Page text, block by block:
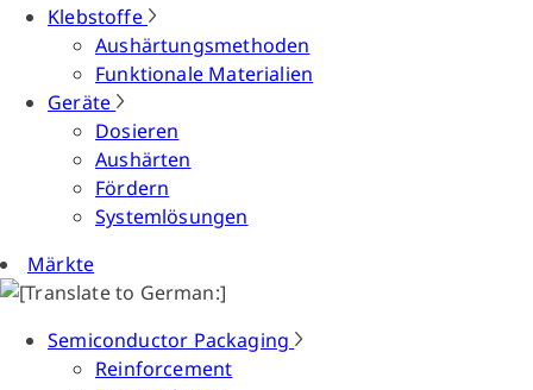
Klebstoffe
Aushärtungsmethoden
Funktionale Materialien
Geräte
Dosieren
Aushärten
Fördern
Systemlösungen
Märkte
Semiconductor Packaging
Reinforcement